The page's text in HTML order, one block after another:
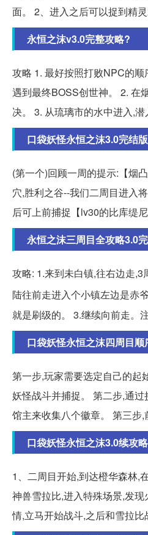
面。 2、进入之后可以捉到精灵
永恒之沫v3.0完整攻略?
攻略 1. 最好按照打败NPC的
遇到最终BOSS创世神。 2. 在
决。 3. 从琉璃市的水中进入,潜
口袋妖怪永恒之沫3.0完结
(第一个)回顾一周的提示:【烟
穴,胜利之谷--我们二周目进入
后可上前捕捉【lv30的比库缇尼
永恒之沫三周目全攻略3.0
攻略: 1.来到未白镇,往右边走
陆往前走进入个小镇左边是赤
就是刷级的。 3.继续向前走。
口袋妖怪永恒之沫四周目顺
第一步,玩家需要选定自己的起
妖怪战斗并捕捉。 第二步,通
馆主来收集八个徽章。 第三步,
口袋妖怪永恒之沫3.0续攻
1、二周目开始,到达橙华森林,
神兽雪拉比,进入特殊场景,发
情,立马开始战斗,之后和雪拉比